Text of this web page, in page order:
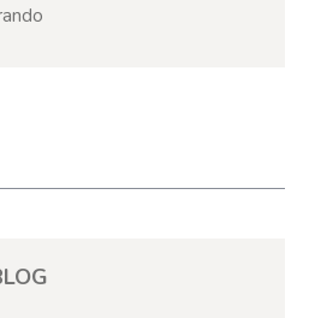
con una función de texto